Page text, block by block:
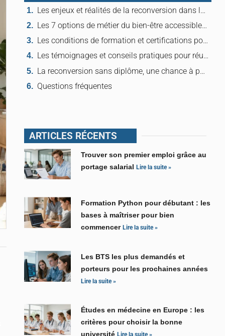
Les enjeux et réalités de la reconversion dans le bien-être sans diplôme
Les 7 options de métier du bien-être accessibles sans diplôme
Les conditions de formation et certifications pour réussir sa reconversion
Les témoignages et conseils pratiques pour réussir sa transition
La reconversion sans diplôme, une chance à partager ?
Questions fréquentes
ARTICLES RÉCENTS
Trouver son premier emploi grâce au
portage salarialLire la suite »
Formation Python pour débutant : les
bases à maîtriser pour bien
commencerLire la suite »
Les BTS les plus demandés et
porteurs pour les prochaines années
Lire la suite »
Études en médecine en Europe : les
critères pour choisir la bonne
université